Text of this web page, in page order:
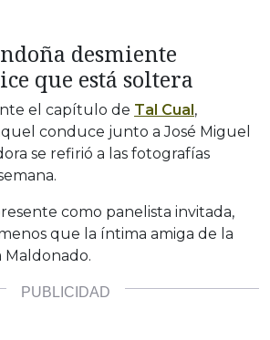
desmiente
que está soltera
el capítulo de Tal Cual ,
conduce junto a José Miguel
se refirió a las fotografías
como panelista invitada,
que la íntima amiga de la
Maldonado.